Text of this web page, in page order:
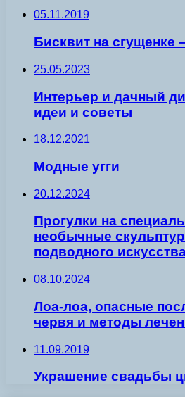
05.11.2019
Бисквит на сгущенке
25.05.2023
Интерьер и дачный
идеи и советы
18.12.2021
Модные угги
20.12.2024
Прогулки на
необычные
подводного
08.10.2024
Лоа-лоа, опасные
червя и методы
11.09.2019
Украшение свадьбы